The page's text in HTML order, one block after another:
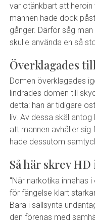
var otänkbart att
mannen hade dock
gånger. Därför såg
skulle använda en så
Överklagades
Domen överklagades
lindrades domen till
detta: han är tidigare
liv. Av dessa skäl antog
att mannen avhåller
hade dessutom
Så här skrev
"När narkotika innehas
för fängelse klart
Bara i sällsynta
den förenas med